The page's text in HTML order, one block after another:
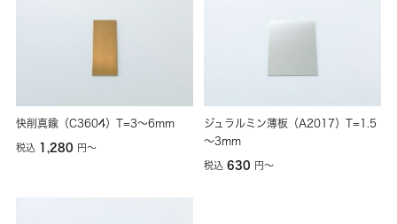
快削真鍮（C3604）T=3～6mm
税込 1,280 円〜
ジュラルミン薄板（A2017）T=1.5
～3mm
税込630 円〜